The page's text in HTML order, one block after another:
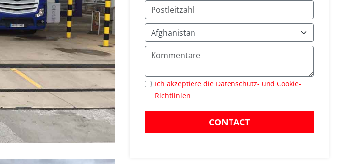
Ich akzeptiere die Datenschutz- und Cookie-
Richtlinien
CONTACT